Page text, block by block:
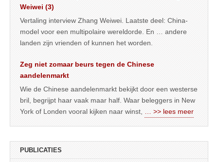
Weiwei (3)
Vertaling interview Zhang Weiwei. Laatste deel: China-
model voor een multipolaire wereldorde. En … andere
landen zijn vrienden of kunnen het worden.
Zeg niet zomaar beurs tegen de Chinese
aandelenmarkt
Wie de Chinese aandelenmarkt bekijkt door een westerse
bril, begrijpt haar vaak maar half. Waar beleggers in New
York of Londen vooral kijken naar winst,
… >> lees meer
PUBLICATIES